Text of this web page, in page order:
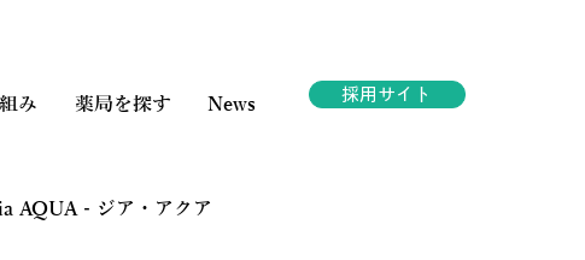
み 薬局を探す News 採用サイト
AQUA - ジア・アクア